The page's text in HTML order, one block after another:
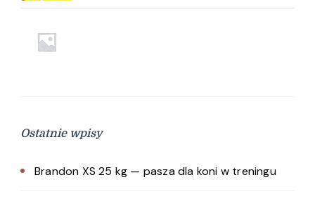
Ostatnie wpisy
Brandon XS 25 kg — pasza dla koni w treningu